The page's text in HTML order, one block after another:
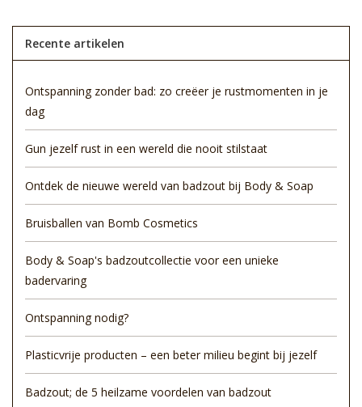
Blogs
Recente artikelen
Ontspanning zonder bad: zo creëer je rustmomenten in je
dag
Gun jezelf rust in een wereld die nooit stilstaat
Ontdek de nieuwe wereld van badzout bij Body & Soap
Bruisballen van Bomb Cosmetics
Body & Soap's badzoutcollectie voor een unieke
badervaring
Ontspanning nodig?
Plasticvrije producten – een beter milieu begint bij jezelf
Badzout; de 5 heilzame voordelen van badzout